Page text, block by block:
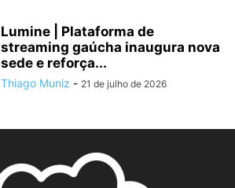
Lumine | Plataforma de
streaming gaúcha inaugura nova
sede e reforça...
Thiago Muniz - 21 de julho de 2026